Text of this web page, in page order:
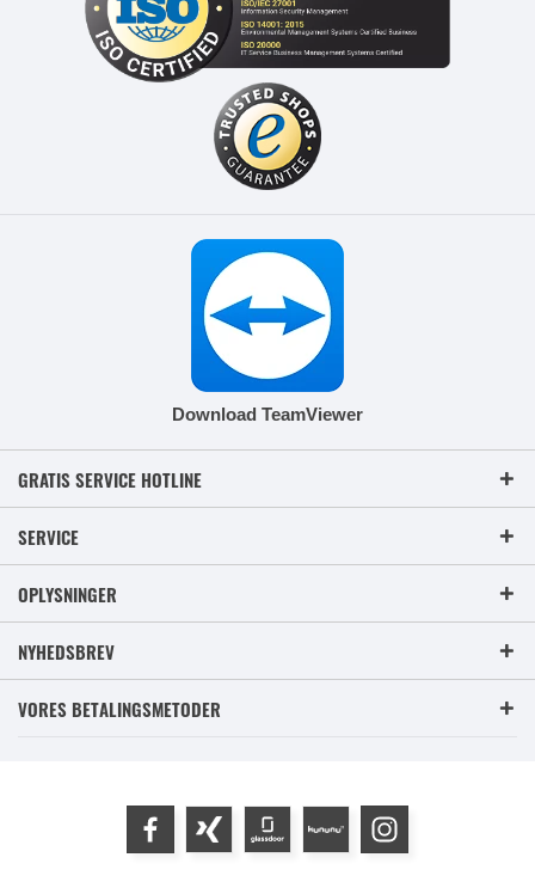
Download TeamViewer
GRATIS SERVICE HOTLINE
SERVICE
OPLYSNINGER
NYHEDSBREV
VORES BETALINGSMETODER